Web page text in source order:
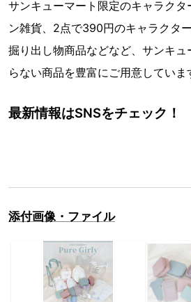
サンキューマート限定のキャラクタ
ン雑貨、2点で390円のキャラクタ
掘り出し物商品などなど、サンキュ
らない商品を豊富にご用意していま
最新情報はSNSをチェック！
添付画像・ファイル